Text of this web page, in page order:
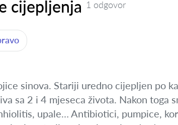
cijepljenja 1 odgovor
sinova. Stariji uredno cijepljen po
sa 2 i 4 mjeseca života. Nakon toga
upale… Antibiotici, pumpice,